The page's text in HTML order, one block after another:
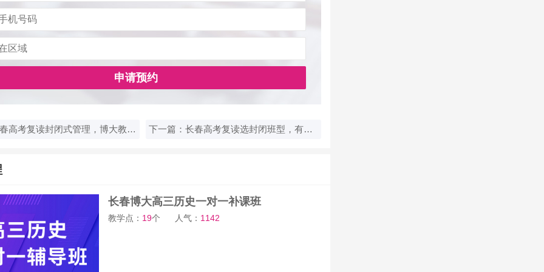
申请预约
上一篇：长春高考复读封闭式管理，博大教育如何帮孩子补课？ 下一篇：长春高考复读选封闭班型，有哪些高效学习方法？
长春博大高三历史一对一补课班
教学点： 19个 人气： 1142